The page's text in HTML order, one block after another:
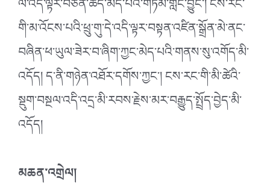
ལ་འདི་ལྟར་བཙན་ཚོད་མེད་པའི་གཏམ་གླེང་བྱུང་། ངས་རང་
གི་མ་འོངས་པའི་ཕྲུ་གུ་དེ་འདི་ལྟར་བསྟན་འཛིན་སྒྲོན་མེ་ནང་
བཞིན་ཕ་ཡུལ་ཟེར་བ་ཞིག་ཀྱང་མེད་པའི་གནས་སུ་འགོད་མི་
འདོད། ད་ནི་གཉེན་འཐོར་དགོས་ཀྱང་། ངས་རང་གི་མི་ཚེའི་
སྡུག་བསྔལ་འདི་འདྲ་མི་རབས་རྗེས་མར་བརྒྱུད་སྤྲོད་བྱེད་མི་
འདོད།
མཆན་འགྲེལ།